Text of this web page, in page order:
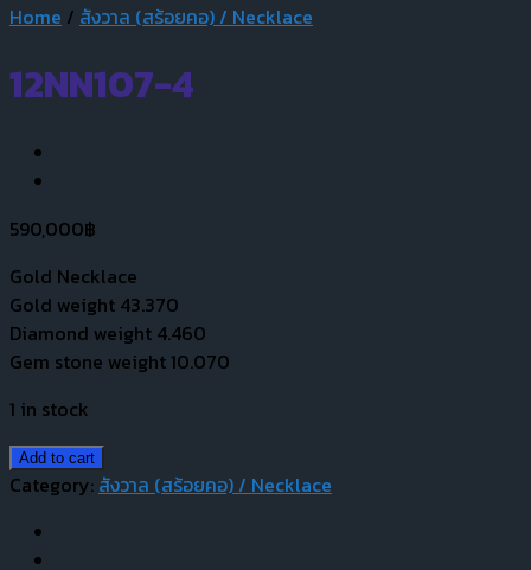
Home / สังวาล (สร้อยคอ) / Necklace
12NN107-4
590,000฿
Gold Necklace
Gold weight 43.370
Diamond weight 4.460
Gem stone weight 10.070
1 in stock
Add to cart
Category: สังวาล (สร้อยคอ) / Necklace